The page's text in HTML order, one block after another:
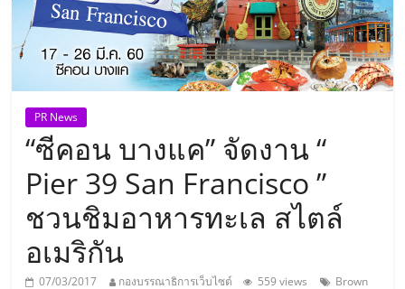
ThaiSMEsCenter,
รวม
ธุรกิจ
เอ
ส
เอ็
PR News
“ซีคอน บางแค” จัดงาน “
Pier 39 San Francisco ”
ชวนชิมอาหารทะเล สไตล์
อเมริกัน
07/03/2017 กองบรรณาธิการเว็บไซต์ 559 views
Brown